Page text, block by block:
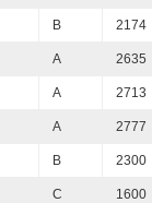
B 2174
A 2635
A 2713
A 2777
B 2300
C 1600